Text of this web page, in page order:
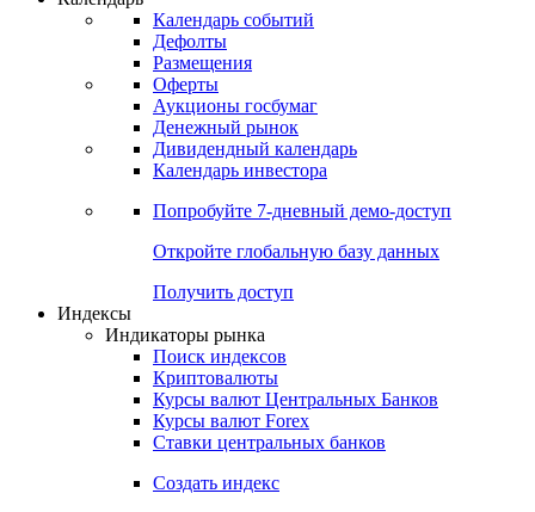
Откройте глобальную базу данных
Получить доступ
Календарь
Календарь событий
Дефолты
Размещения
Оферты
Денежный рынок
Календарь инвестора
Попробуйте7-дневный
Откройте глобальную базу данных
Получить доступ
Индикаторы рынка
Поиск индексов
Курсы валют Центральных Банков